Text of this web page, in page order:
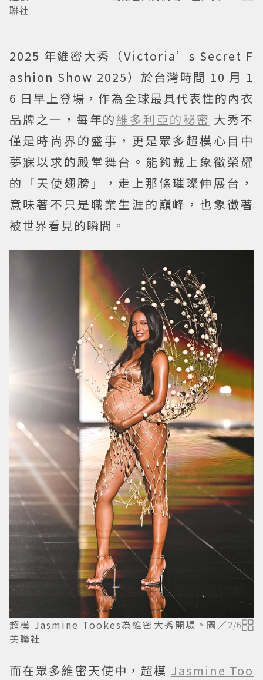
聯社
2025 年維密大秀（Victoria’s Secret F
ashion Show 2025）於台灣時間 10 月 1
6 日早上登場，作為全球最具代表性的內衣
品牌之一，每年的維多利亞的秘密 大秀不
僅是時尚界的盛事，更是眾多超模心目中
夢寐以求的殿堂舞台。能夠戴上象徵榮耀
的「天使翅膀」，走上那條璀璨伸展台，
意味著不只是職業生涯的巔峰，也象徵著
被世界看見的瞬間。
超模 Jasmine Tookes為維密大秀開場。圖／
美聯社
2/6
而在眾多維密天使中，超模 Jasmine Too